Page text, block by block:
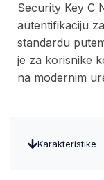
Security Key C
autentifikaciju
standardu
je za korisnike
na modernim
Karakteristike